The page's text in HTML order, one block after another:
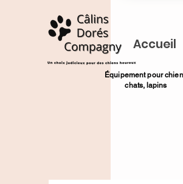
Accueil
​Équipement pour
chats, lapins